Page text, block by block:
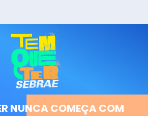
NUNCA COMEÇA COM